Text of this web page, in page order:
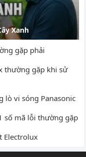
Xanh
gặp phải
thường gặp khi sử
lò vi sóng Panasonic
số mã lỗi thường gặp
Electrolux